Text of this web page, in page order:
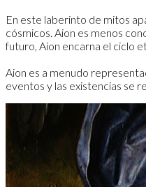
En este laberinto de mitos
cósmicos. Aion es menos
futuro, Aion encarna el ciclo
Aion es a menudo
eventos y las existencias se